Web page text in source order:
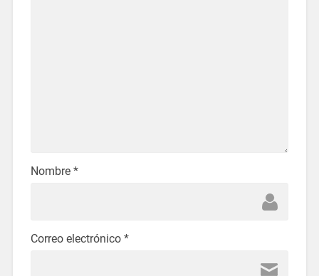
Nombre *
Correo electrónico *